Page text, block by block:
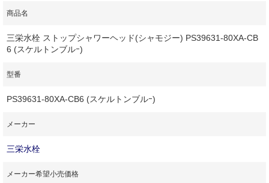
商品名
三栄水栓 ストップシャワーヘッド(シャモジー) PS39631-80XA-CB
6 (スケルトンブルｰ)
型番
PS39631-80XA-CB6 (スケルトンブルｰ)
メーカー
三栄水栓
メーカー希望小売価格